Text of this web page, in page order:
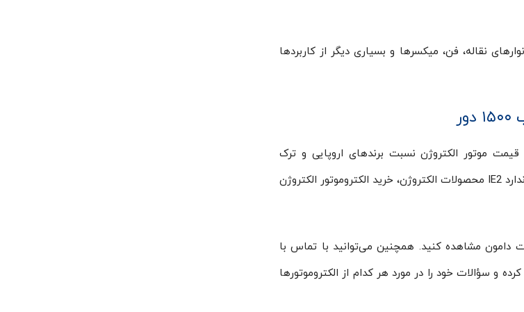
نقاله، فن، میکسرها و بسیاری دیگر از کاربردها
قیمت موتور الکتروژن نسبت برندهای اروپایی و ترک
پایین‌تر و در مقایسه با برخی از برندهای چینی بالاتر است. با توجه به استاندارد IE2 محصولات الکتروژن، خرید الکتروموتور الکتروژن
دامون مشاهده کنید. همچنین می‌توانید با تماس با
و سؤالات خود را در مورد هر کدام از الکتروموتورها